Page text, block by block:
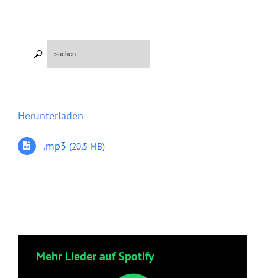
Herunterladen
.mp3 (20,5 MB)
Mehr Lieder auf Spotify